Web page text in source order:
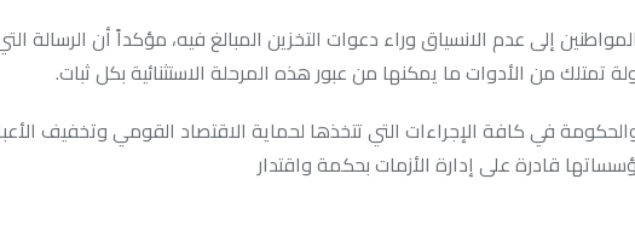
إلى عدم الانسياق وراء دعوات التخزين المبالغ فيه، مؤكداً أن الرسالة
تمتلك من الأدوات ما يمكنها من عبور هذه المرحلة الاستثنائية بكل ثبات.
في كافة الإجراءات التي تتخذها لحماية الاقتصاد القومي وتخفيف
قادرة على إدارة الأزمات بحكمة واقتدار